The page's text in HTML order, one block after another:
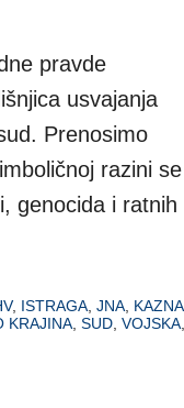
pravde
usvajanja
Prenosimo
razini se
genocida i ratnih
, ISTRAGA JNA KAZNA
KRAJINA SUD VOJSKA